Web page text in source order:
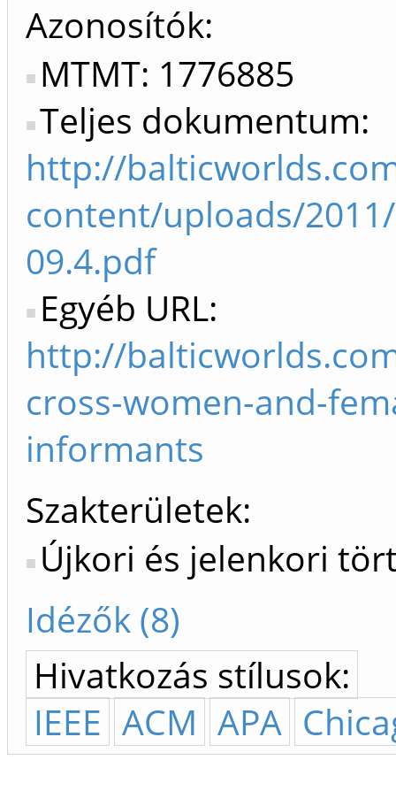
Azonosítók
MTMT: 1776885
Teljes dokumentum:
http://
content/uploads/
09.4.pdf
Egyéb URL:
http://
cross-women-and-
informants
Szakterületek:
Újkori és jelenkori
Idézők (8)
Hivatkozás stílusok:
IEEE ACM APA